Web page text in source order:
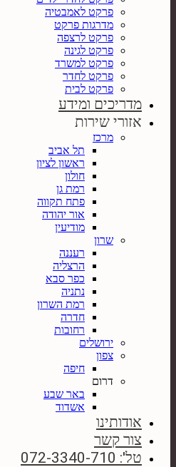
פרקט לאמבטיה
מדרגות פרקט
פרקט לרצפה
פרקט לגינה
פרקט למשרד
פרקט לחדר
פרקט לבית
מדריכים ומידע
אזורי שירות
מרכז
תל אביב
ראשון לציון
חולון
רמת גן
פתח תקווה
אור יהודה
מודיעין
שרון
רעננה
הרצליה
כפר סבא
נתניה
רמת השרון
חדרה
רחובות
ירושלים
צפון
חיפה
דרום
באר שבע
אשדוד
אודותינו
צור קשר
טל': 072-3340-710